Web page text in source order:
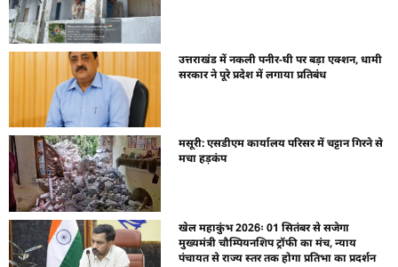
उत्तराखंड में नकली पनीर-घी पर बड़ा एक्शन, धामी
सरकार ने पूरे प्रदेश में लगाया प्रतिबंध
मसूरी: एसडीएम कार्यालय परिसर में चट्टान गिरने से
मचा हड़कंप
खेल महाकुंभ 2026ः 01 सितंबर से सजेगा
मुख्यमंत्री चौम्पियनशिप ट्रॉफी का मंच, न्याय
पंचायत से राज्य स्तर तक होगा प्रतिभा का प्रदर्शन